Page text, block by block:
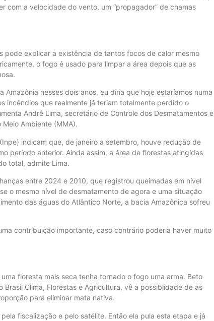
com a velocidade do vento, um “propagador” de chamas
pode explicar a existência de tantos focos de calor mesmo
o fogo é usado para limpar a área depois que as
nesses dois anos, eu diria que hoje estaríamos numa
incêndios que realmente já teriam totalmente perdido o
André Lima, secretário de Controle dos Desmatamentos e
Ambiente (MMA).
indicam que, de janeiro a setembro, houve redução de
período anterior. Ainda assim, a área de florestas atingidas
total, admite Lima.
entre 2024 e 2010, que registrou queimadas em nível
o mesmo nível de desmatamento de agora e uma situação
das águas do Atlântico Norte, a bacia Amazônica sofreu
contribuição importante, caso contrário poderia haver muito
floresta mais seca tenha tornado o fogo uma arma. Beto
Clima, Florestas e Agricultura, vê a possiblidade de as
para eliminar mata nativa.
fiscalização e pelo satélite. Então ela pula esta etapa e já